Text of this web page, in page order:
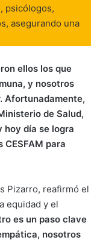
psicólogos,
asegurando una
ellos los que
y nosotros
Afortunadamente,
de Salud,
día se logra
para
Pizarro, reafirmó el
equidad y el
es un paso clave
nosotros